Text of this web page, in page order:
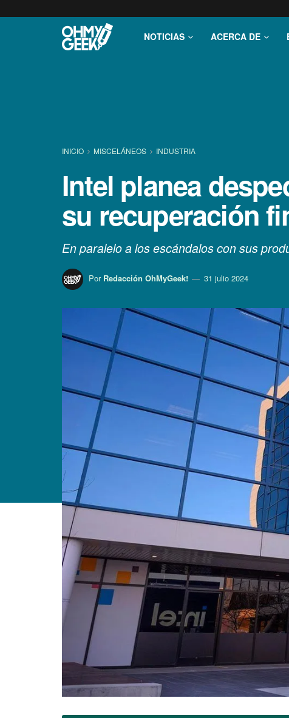
NOTICIAS ACERCA DE
INICIO MISCELÁNEOS INDUSTRIA
Intel planea
su recuperación
En paralelo a los escándalos con sus
Por Redacción OhMyGeek! 31 julio 2024